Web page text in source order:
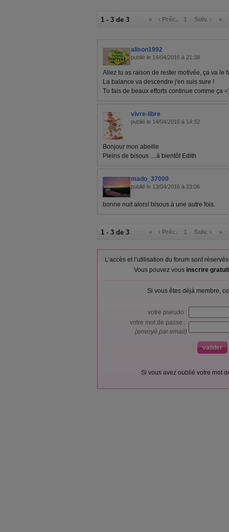
1 - 3 de 3 « ‹ Préc. 1 Suiv. › »
alison1992
publié le 14/04/2016 à 21:38
Allez tu as raison de rester motivée, ça va le
La balance va descendre j'en suis sure !
Tu fais de beaux efforts continue comme ça
vivre-libre
publié le 14/04/2016 à 14:32
Bonjour mon abeille
Pleins de bisous ....à bientôt Edith
mado_37000
publié le 13/04/2016 à 23:06
bonne nuit alors! bisous à une autre fois.
1 - 3 de 3 « ‹ Préc. 1 Suiv. › »
L’accès et l’utilisation du forum sont
Vous pouvez vous inscrire
Si vous êtes déjà membre,
votre pseudo :
votre mot de passe :
(envoyé par email)
Si vous avez oublié votre mot